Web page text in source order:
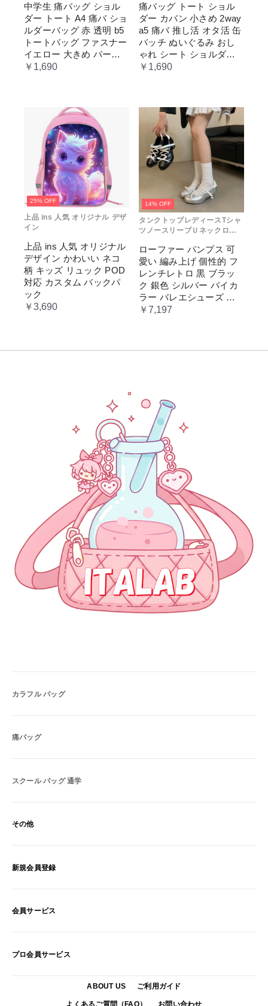
中学生 痛バッグ ショル
ダー トート A4 痛バ ショ
ルダーバッグ 赤 透明 b5
トートバッグ ファスナー
イエロー 大きめ パープ
ル 水色 いたばっく 痛バ
推し色 肩掛け レディー
￥1,690
痛バッグ トート ショル
ダー カバン 小さめ 2way
a5 痛バ 推し活 オタ活 缶
バッチ ぬいぐるみ おし
ゃれ シート ショルダー
バッグ 透明 ポケット ク
￥1,690
25% OFF
上品 ins 人気 オリジナル デザ
イン
上品 ins 人気 オリジナル
デザイン かわいい ネコ
柄 キッズ リュック POD
対応 カスタム バックパ
ック
￥3,690
14% OFF
タンクトップレディースTシャ
ツノースリーブＵネックロゴ
ローファー パンプス 可
愛い 編み上げ 個性的 フ
レンチレトロ 黒 ブラッ
ク 銀色 シルバー バイカ
ラー バレエシューズ 変
形ヒール 3.5cm ガーリー
￥7,197
カラフル バッグ
痛バッグ
スクール バッグ 通学
その他
新規会員登録
会員サービス
プロ会員サービス
ABOUT US ご利用ガイド
よくあるご質問（FAQ） お問い合わせ